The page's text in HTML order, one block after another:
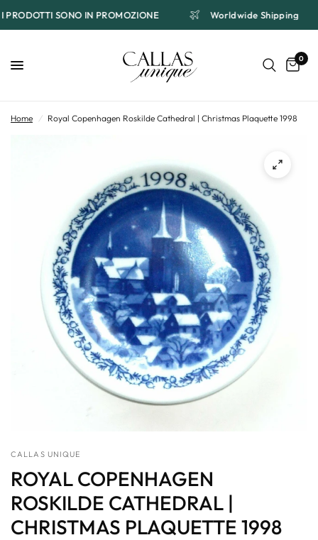
I PRODOTTI SONO IN PROMOZIONE Worldwide Shipping
0
Home / Royal Copenhagen Roskilde Cathedral | Christmas Plaquette 1998
CALLAS UNIQUE
ROYAL COPENHAGEN
ROSKILDE CATHEDRAL |
CHRISTMAS PLAQUETTE 1998